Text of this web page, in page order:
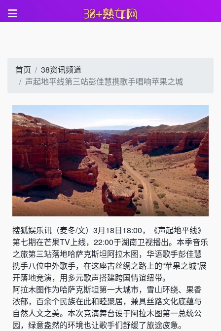
首页
38资讯频道
声起地平线第三站彭佳慧携歌手唱响苹果之城
搜狐娱乐讯（麦冬/文）3月18日18:00，《声起地平线》
第七期在芒果TV上线，22:00于湖南卫视播出。本季音乐
之旅第三站落地哈萨克斯坦阿拉木图，华语歌手彭佳慧
携手八位中外歌手，在这座古丝绸之路上的“苹果之城”展
开落地竞演，用多元歌声搭建跨国情谊纽带。
阿拉木图作为哈萨克斯坦第一大城市，雪山环绕、果香
浓郁，百余个民族在此和睦聚居，兼具丝路文化底蕴与
自然人文之美。本次竞演舞台设于阿拉木图第一总统公
园，绿意盎然的环境也让歌手们舒缓了旅途疲惫。